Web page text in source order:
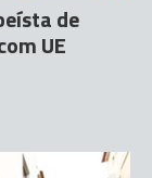
de
UE